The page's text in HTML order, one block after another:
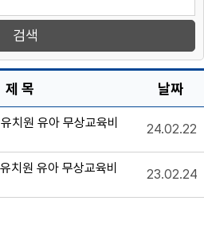
제 목 날짜
치원 유아 무상교육비
24.02.22
치원 유아 무상교육비
23.02.24